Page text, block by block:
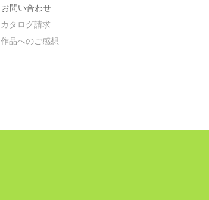
お問い合わせ
カタログ請求
作品へのご感想